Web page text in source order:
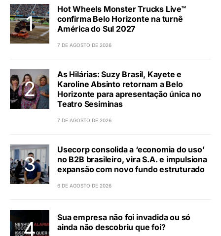
Hot Wheels Monster Trucks Live™
confirma Belo Horizonte na turnê
América do Sul 2027
7 DE AGOSTO DE 2026
As Hilárias: Suzy Brasil, Kayete e
Karoline Absinto retornam a Belo
Horizonte para apresentação única no
Teatro Sesiminas
7 DE AGOSTO DE 2026
Usecorp consolida a ‘economia do uso’
no B2B brasileiro, vira S.A. e impulsiona
expansão com novo fundo estruturado
6 DE AGOSTO DE 2026
Sua empresa não foi invadida ou só
ainda não descobriu que foi?